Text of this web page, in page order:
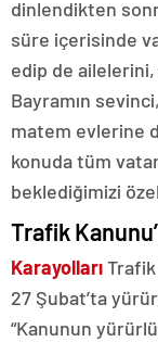
dinlendikten
süre içerisinde
edip de
Bayramın
matem evlerine
konuda tüm
beklediğimizi
Trafik
KarayollarıTrafik
27 Şubat’ta
“Kanunun